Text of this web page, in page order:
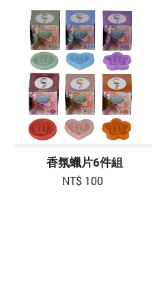
香氛蠟片6件組
NT$ 100